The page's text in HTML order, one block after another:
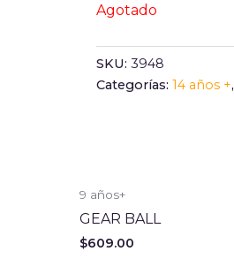
Agotado
SKU: 3948
Categorías: 14 años +,
9 años+
GEAR BALL
$609.00